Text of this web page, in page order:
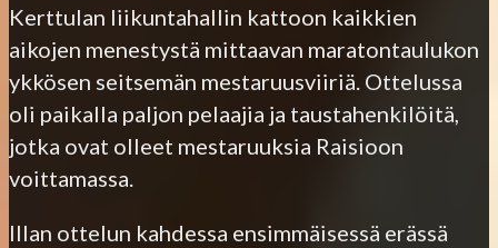
Kerttulan liikuntahallin kattoon kaikkien
aikojen menestystä mittaavan maratontaulukon
ykkösen seitsemän mestaruusviiriä. Ottelussa
oli paikalla paljon pelaajia ja taustahenkilöitä,
jotka ovat olleet mestaruuksia Raisioon
voittamassa.
Illan ottelun kahdessa ensimmäisessä erässä